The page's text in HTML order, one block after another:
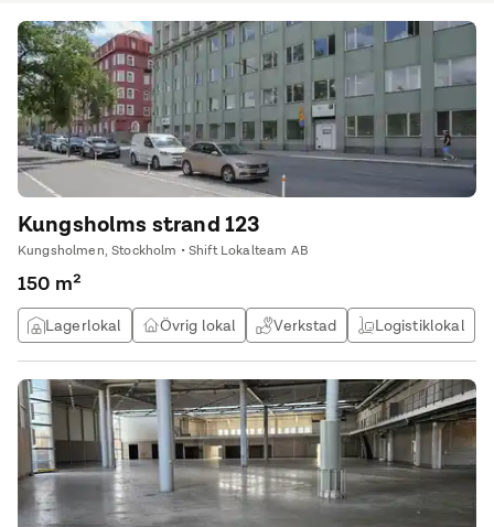
Kungsholms strand 123
Kungsholmen, Stockholm • Shift Lokalteam AB
150 m²
Lagerlokal Övrig lokal Verkstad Logistiklokal